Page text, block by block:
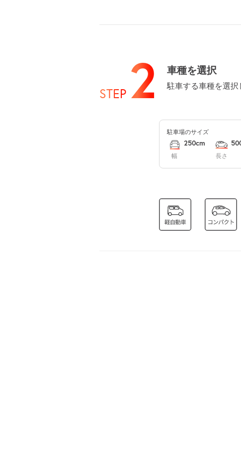
8月15日 (土)
STEP 2 車種を選択
駐車する車種を選択
駐車場のサイズ
幅
250cm
長さ